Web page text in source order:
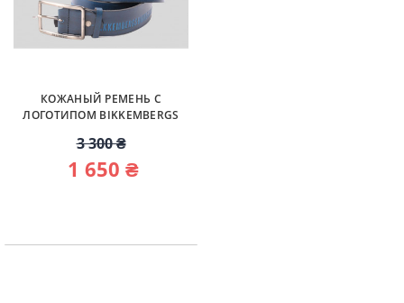
КОЖАНЫЙ РЕМЕНЬ С
ЛОГОТИПОМ BIKKEMBERGS
3 300 ₴
1 650 ₴